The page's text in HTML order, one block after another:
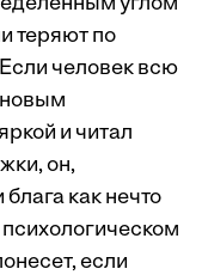
теряют по
человек всю
и читал
он,
как нечто
если